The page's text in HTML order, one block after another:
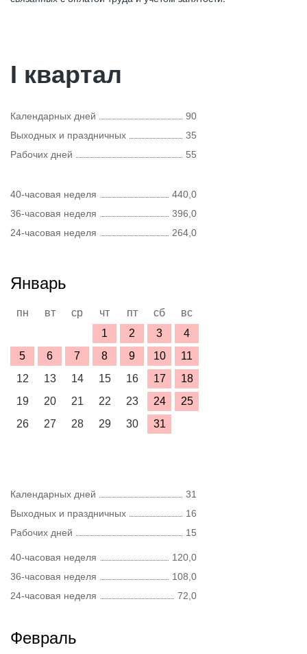
I квартал
Календарных дней
90
Выходных и праздничных
35
Рабочих дней
55
40-часовая неделя
440,0
36-часовая неделя
396,0
24-часовая неделя
264,0
Январь
пн вт ср чт пт сб
вс
1
2 3
4
5
6 7 8 9 10
11
12
13 14 15 16 17
18
19
20 21 22 23 24
25
26
27 28 29 30 31
Календарных дней
31
Выходных и праздничных
16
Рабочих дней
15
40-часовая неделя
120,0
36-часовая неделя
108,0
24-часовая неделя
72,0
Февраль